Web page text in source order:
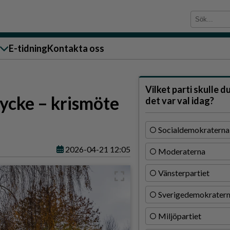
E-tidningKontakta oss
– krismöte
2026-04-21 12:05
Vilket parti skulle
det var val idag?
Socialdemokraterna
Moderaterna
Vänsterpartiet
Miljöpartiet